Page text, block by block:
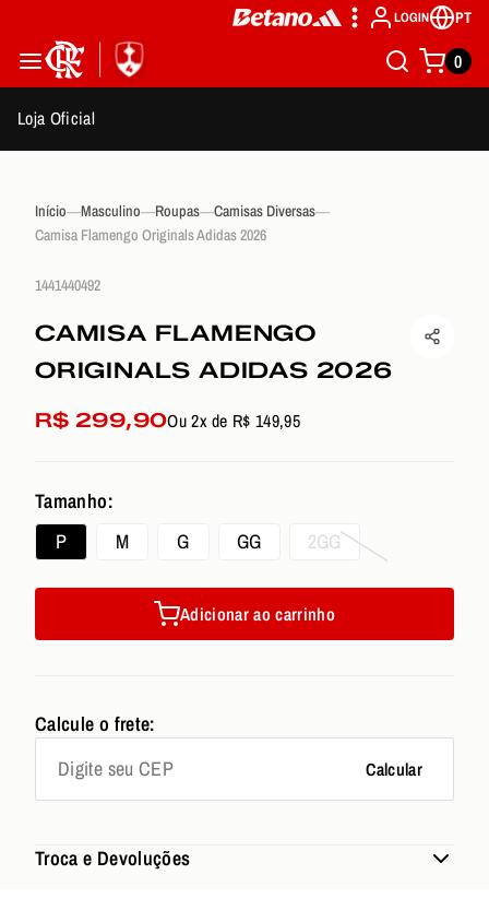
LOGIN PT
0
Loja Oficial
Início Masculino Roupas
Camisas Diversas
Camisa Flamengo Originals Adidas 2026
1441440492
CAMISA FLAMENGO
ORIGINALS ADIDAS 2026
R$ 299,90Ou 2x de R$ 149,95
Tamanho:
P
M G GG 2GG
Adicionar ao carrinho
Calcule o frete:
Calcular
Troca e Devoluções